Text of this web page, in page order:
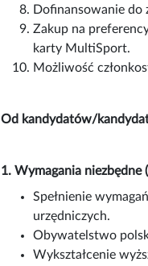
Dofinansowanie do
Zakup na
karty MultiSport.
Możliwość
Od kandydatów/
1. Wymagania niezbędne
Spełnienie
urzędniczych.
Obywatelstwo
Wykształcenie